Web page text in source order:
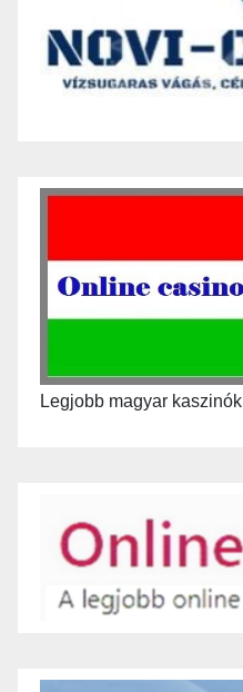
Legjobb magyar kaszinók